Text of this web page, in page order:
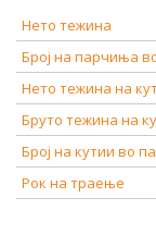
Нето тежина
Број на парчиња
Нето тежина на
Бруто тежина на
Број на кутии во
Рок на траење